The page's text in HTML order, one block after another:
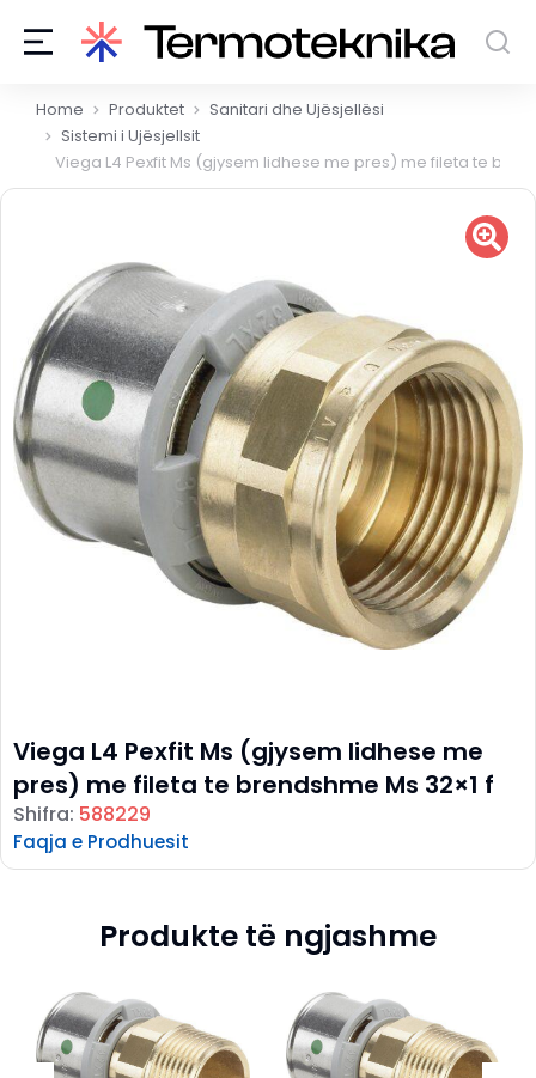
You are here:
Home Produktet
Sanitari dhe Ujësjellësi
Sistemi i Ujësjellsit
Viega L4 Pexfit Ms (gjysem lidhese me pres) me fileta te
Viega L4 Pexfit Ms (gjysem lidhese me
pres) me fileta te brendshme Ms 32×1 f
Shifra: 588229
Faqja e Prodhuesit
Produkte të ngjashme